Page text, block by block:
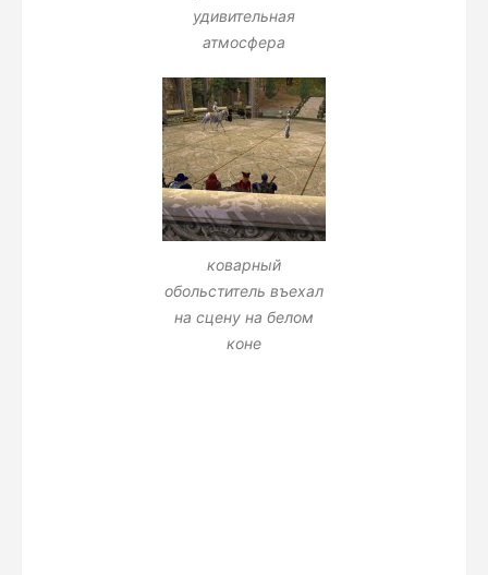
удивительная
атмосфера
коварный
обольститель въехал
на сцену на белом
коне